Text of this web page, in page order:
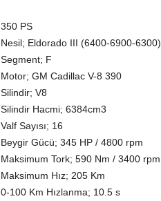
350 PS
Nesil; Eldorado III (6400-6900-6300)
Segment; F
Motor; GM Cadillac V-8 390
Silindir; V8
Silindir Hacmi; 6384cm3
Valf Sayısı; 16
Beygir Gücü; 345 HP / 4800 rpm
Maksimum Tork; 590 Nm / 3400 rpm
Maksimum Hız; 205 Km
0-100 Km Hızlanma; 10.5 s